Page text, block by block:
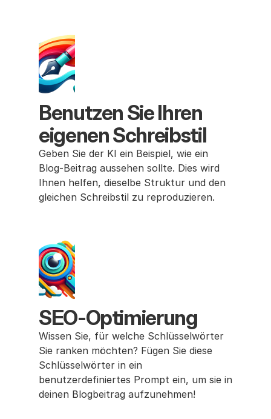
Benutzen Sie Ihren
eigenen Schreibstil
Geben Sie der KI ein Beispiel, wie ein
Blog-Beitrag aussehen sollte. Dies wird
Ihnen helfen, dieselbe Struktur und den
gleichen Schreibstil zu reproduzieren.
SEO-Optimierung
Wissen Sie, für welche Schlüsselwörter
Sie ranken möchten? Fügen Sie diese
Schlüsselwörter in ein
benutzerdefiniertes Prompt ein, um sie in
deinen Blogbeitrag aufzunehmen!